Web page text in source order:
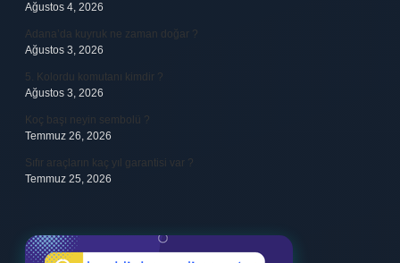
Ağustos 4, 2026
Adana’da kuyruk ne zaman doğar ?
Ağustos 3, 2026
5. Kolordu komutanı kimdir ?
Ağustos 3, 2026
Koç başı neyin sembolü ?
Temmuz 26, 2026
Sıfır araçların kaç yıl garantisi var ?
Temmuz 25, 2026